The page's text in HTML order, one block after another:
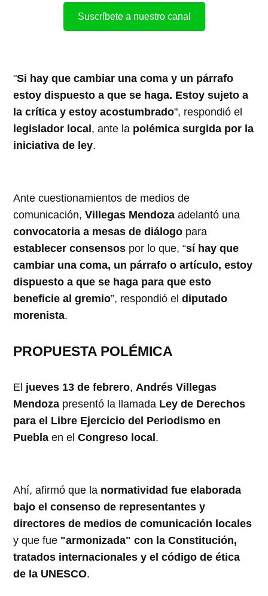
Suscríbete a nuestro canal
"Si hay que cambiar una coma y un párrafo
estoy dispuesto a que se haga. Estoy sujeto a
la crítica y estoy acostumbrado", respondió el
legislador local, ante la polémica surgida por la
iniciativa de ley.
Ante cuestionamientos de medios de
comunicación,Villegas Mendoza adelantó una
convocatoria a mesas de diálogo para
establecer consensos por lo que, “sí hay que
cambiar una coma, un párrafo o artículo, estoy
dispuesto a que se haga para que esto
beneficie al gremio”, respondió eldiputado
morenista.
PROPUESTA POLÉMICA
El jueves 13 de febrero, Andrés Villegas
Mendoza presentó la llamada Ley de Derechos
para el Libre Ejercicio del Periodismo en
Puebla en elCongreso local.
Ahí, afirmó que la normatividad fue elaborada
bajo el consenso de representantes y
directores de medios de comunicación locales
y que fue "armonizada" con la Constitución,
tratados internacionales y el código de ética
de la UNESCO.